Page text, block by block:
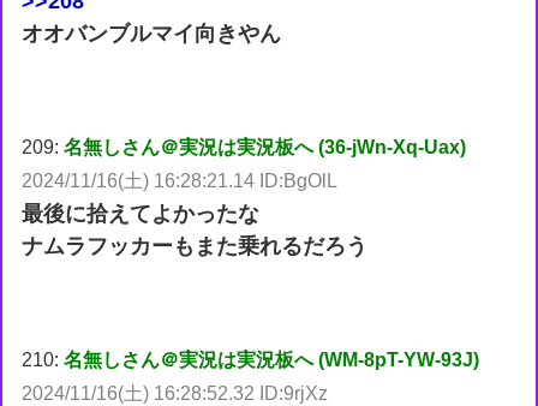
オオバンブルマイ向きやん
209:名無しさん＠実況は実況板へ (36-jWn-Xq-Uax)
2024/11/16(土) 16:28:21.14 ID:BgOlL
最後に拾えてよかったな
ナムラフッカーもまた乗れるだろう
210:名無しさん＠実況は実況板へ (WM-8pT-YW-93J)
2024/11/16(土) 16:28:52.32 ID:9rjXz